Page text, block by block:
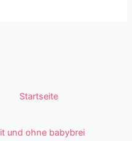
Startseite